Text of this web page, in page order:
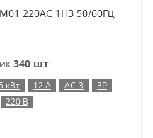
220AC 1НЗ 50/60Гц,
340 шт
кВт 12 А AC-3
3P
220 В